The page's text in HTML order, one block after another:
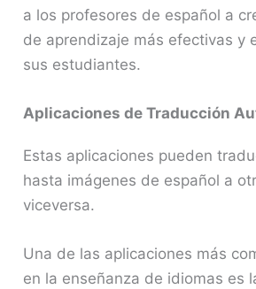
a los profesores de español a
de aprendizaje más efectivas y
sus estudiantes.
Aplicaciones de Traducción
Estas aplicaciones pueden
hasta imágenes de español a
viceversa.
Una de las aplicaciones más
en la enseñanza de idiomas es